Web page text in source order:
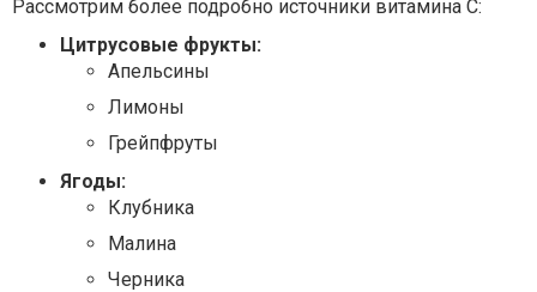
Рассмотрим более подробно источники витамина C:
Цитрусовые фрукты:
Апельсины
Лимоны
Грейпфруты
Ягоды:
Клубника
Малина
Черника